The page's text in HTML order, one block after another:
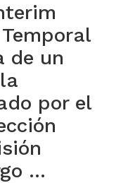
de un
por el
...